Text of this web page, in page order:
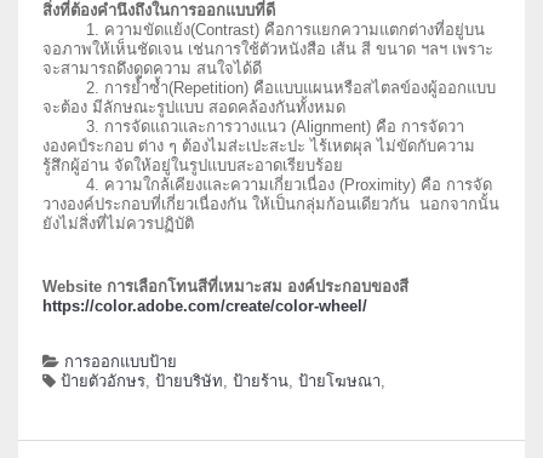
สิ่งที่ต้องคำนึงถึงในการออกแบบที่ดี
1. ความขัดแย้ง(Contrast) คือการแยกความแตกต่างที่อยู่บน
จอภาพให้เห็นชัดเจน เช่นการใช้ตัวหนังสือ เส้น สี ขนาด ฯลฯ เพราะ
จะสามารถดึงดูดความ สนใจได้ดี
2. การย้ำซ้ำ(Repetition) คือแบบแผนหรือสไตลข์องผู้ออกแบบ
จะต้อง มีลักษณะรูปแบบ สอดคล้องกันทั้งหมด
3. การจัดแถวและการวางแนว (Alignment) คือ การจัดวา
งองคป์ระกอบ ต่าง ๆ ต้องไมส่ะเปะสะปะ ไร้เหตผุล ไม่ขัดกับความ
รู้สึกผู้อ่าน จัดให้อยู่ในรูปแบบสะอาดเรียบร้อย
4. ความใกล้เคียงและความเกี่ยวเนื่อง (Proximity) คือ การจัด
วางองค์ประกอบที่เกี่ยวเนื่องกัน ให้เป็นกลุ่มก้อนเดียวกัน นอกจากนั้น
ยังไม่สิ่งที่ไม่ควรปฏิบัติ
Website การเลือกโทนสีที่เหมาะสม องค์ประกอบของสี
https://color.adobe.com/create/color-wheel/
การออกแบบป้าย
ป้ายตัวอักษร, ป้ายบริษัท, ป้ายร้าน, ป้ายโฆษณา,